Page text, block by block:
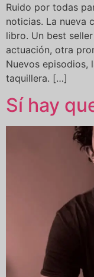
Ruido por todas
noticias. La nueva
libro. Un best
actuación, otra
Nuevos episodios,
taquillera. […]
Sí hay